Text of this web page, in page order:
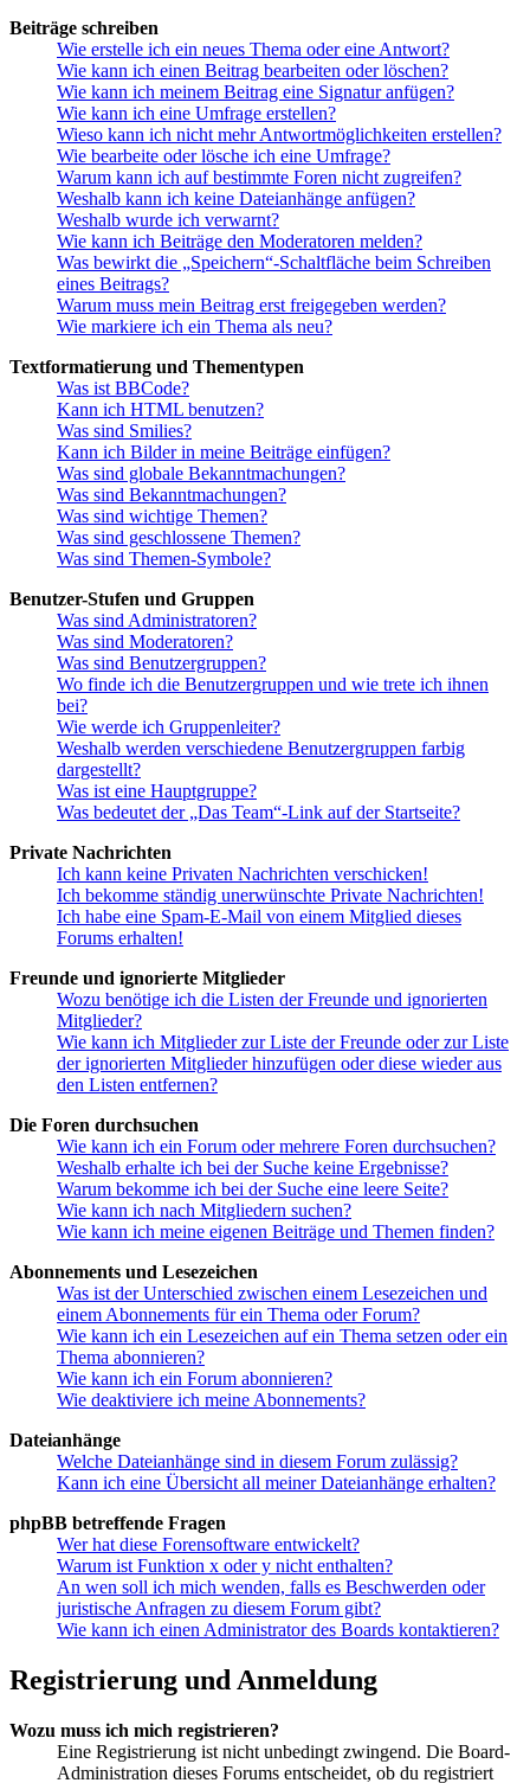
Beiträge schreiben
Wie erstelle ich ein neues Thema oder eine Antwort?
Wie kann ich einen Beitrag bearbeiten oder löschen?
Wie kann ich meinem Beitrag eine Signatur anfügen?
Wie kann ich eine Umfrage erstellen?
Wieso kann ich nicht mehr Antwortmöglichkeiten erstellen?
Wie bearbeite oder lösche ich eine Umfrage?
Warum kann ich auf bestimmte Foren nicht zugreifen?
Weshalb kann ich keine Dateianhänge anfügen?
Weshalb wurde ich verwarnt?
Wie kann ich Beiträge den Moderatoren melden?
Was bewirkt die „Speichern“-Schaltfläche beim Schreiben
eines Beitrags?
Warum muss mein Beitrag erst freigegeben werden?
Wie markiere ich ein Thema als neu?
Textformatierung und Thementypen
Was ist BBCode?
Kann ich HTML benutzen?
Was sind Smilies?
Kann ich Bilder in meine Beiträge einfügen?
Was sind globale Bekanntmachungen?
Was sind Bekanntmachungen?
Was sind wichtige Themen?
Was sind geschlossene Themen?
Was sind Themen-Symbole?
Benutzer-Stufen und Gruppen
Was sind Administratoren?
Was sind Moderatoren?
Was sind Benutzergruppen?
Wo finde ich die Benutzergruppen und wie trete ich ihnen
bei?
Wie werde ich Gruppenleiter?
Weshalb werden verschiedene Benutzergruppen farbig
dargestellt?
Was ist eine Hauptgruppe?
Was bedeutet der „Das Team“-Link auf der Startseite?
Private Nachrichten
Ich kann keine Privaten Nachrichten verschicken!
Ich bekomme ständig unerwünschte Private Nachrichten!
Ich habe eine Spam-E-Mail von einem Mitglied dieses
Forums erhalten!
Freunde und ignorierte Mitglieder
Wozu benötige ich die Listen der Freunde und ignorierten
Mitglieder?
Wie kann ich Mitglieder zur Liste der Freunde oder zur Liste
der ignorierten Mitglieder hinzufügen oder diese wieder aus
den Listen entfernen?
Die Foren durchsuchen
Wie kann ich ein Forum oder mehrere Foren durchsuchen?
Weshalb erhalte ich bei der Suche keine Ergebnisse?
Warum bekomme ich bei der Suche eine leere Seite?
Wie kann ich nach Mitgliedern suchen?
Wie kann ich meine eigenen Beiträge und Themen finden?
Abonnements und Lesezeichen
Was ist der Unterschied zwischen einem Lesezeichen und
einem Abonnements für ein Thema oder Forum?
Wie kann ich ein Lesezeichen auf ein Thema setzen oder ein
Thema abonnieren?
Wie kann ich ein Forum abonnieren?
Wie deaktiviere ich meine Abonnements?
Dateianhänge
Welche Dateianhänge sind in diesem Forum zulässig?
Kann ich eine Übersicht all meiner Dateianhänge erhalten?
phpBB betreffende Fragen
Wer hat diese Forensoftware entwickelt?
Warum ist Funktion x oder y nicht enthalten?
An wen soll ich mich wenden, falls es Beschwerden oder
juristische Anfragen zu diesem Forum gibt?
Wie kann ich einen Administrator des Boards kontaktieren?
Registrierung und Anmeldung
Wozu muss ich mich registrieren?
Eine Registrierung ist nicht unbedingt zwingend. Die Board-
Administration dieses Forums entscheidet, ob du registriert